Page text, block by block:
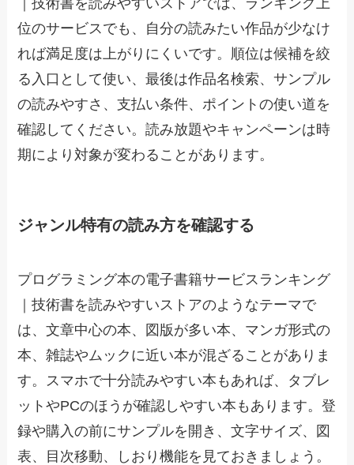
｜技術書を読みやすいストアでは、ランキング上
位のサービスでも、自分の読みたい作品が少なけ
れば満足度は上がりにくいです。順位は候補を絞
る入口として使い、最後は作品名検索、サンプル
の読みやすさ、支払い条件、ポイントの使い道を
確認してください。読み放題やキャンペーンは時
期により対象が変わることがあります。
ジャンル特有の読み方を確認する
プログラミング本の電子書籍サービスランキング
｜技術書を読みやすいストアのようなテーマで
は、文章中心の本、図版が多い本、マンガ形式の
本、雑誌やムックに近い本が混ざることがありま
す。スマホで十分読みやすい本もあれば、タブレ
ットやPCのほうが確認しやすい本もあります。登
録や購入の前にサンプルを開き、文字サイズ、図
表、目次移動、しおり機能を見ておきましょう。